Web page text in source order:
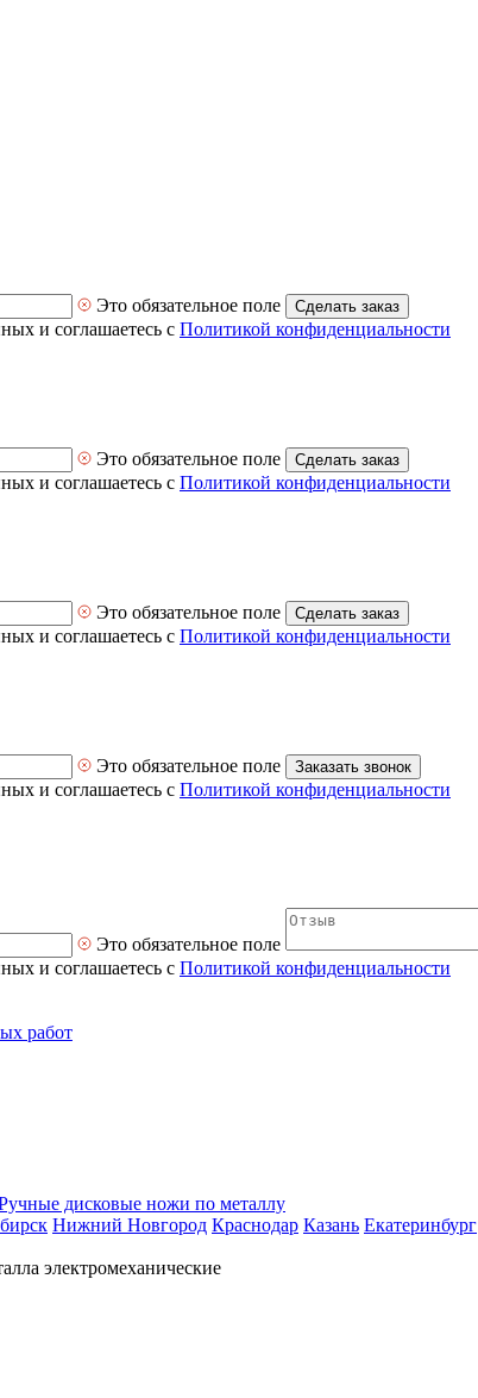
Это обязательное поле Сделать заказ
и соглашаетесь с Политикой конфиденциальности
Это обязательное поле Сделать заказ
и соглашаетесь с Политикой конфиденциальности
Это обязательное поле Сделать заказ
и соглашаетесь с Политикой конфиденциальности
Это обязательное поле Заказать звонок
и соглашаетесь с Политикой конфиденциальности
Это обязательное поле
и соглашаетесь с Политикой конфиденциальности
работ
дисковые ножи по металлу
Нижний Новгород Краснодар Казань Екатеринбург
электромеханические